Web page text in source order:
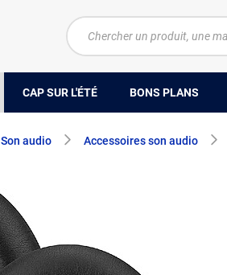
CAP SUR L'ÉTÉ BONS PLANS
Son audio Accessoires son audio